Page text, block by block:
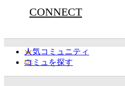
CONNECT
人気コミュニティ
コミュを探す